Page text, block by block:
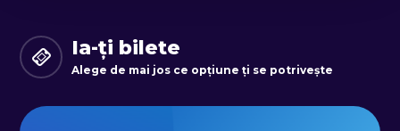
Ia-ți bilete
Alege de mai jos ce opțiune ți se potrivește